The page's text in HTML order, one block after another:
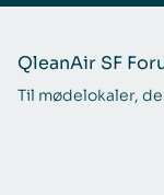
QleanAir SF
Til mødelokaler,